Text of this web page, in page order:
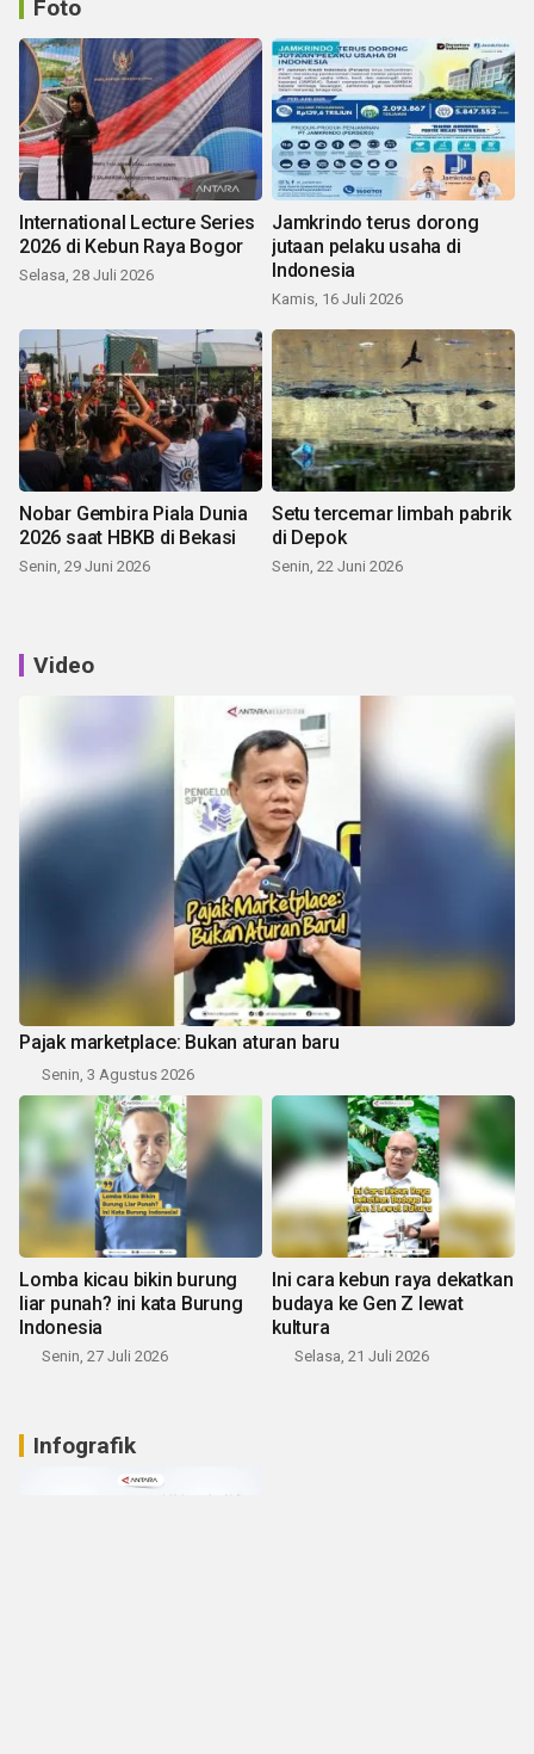
Foto
International Lecture Series
2026 di Kebun Raya Bogor
Selasa, 28 Juli 2026
Jamkrindo terus dorong
jutaan pelaku usaha di
Indonesia
Kamis, 16 Juli 2026
Nobar Gembira Piala Dunia
2026 saat HBKB di Bekasi
Senin, 29 Juni 2026
Setu tercemar limbah pabrik
di Depok
Senin, 22 Juni 2026
Video
Pajak marketplace: Bukan aturan baru
Senin, 3 Agustus 2026
Lomba kicau bikin burung
liar punah? ini kata Burung
Indonesia
Senin, 27 Juli 2026
Ini cara kebun raya dekatkan
budaya ke Gen Z lewat
kultura
Selasa, 21 Juli 2026
Infografik